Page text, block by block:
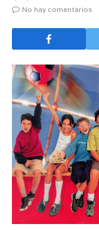
No hay comentarios